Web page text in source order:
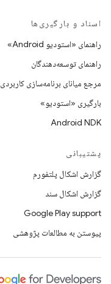
اسناد و بارگیری‌ها
راهنمای «استودیو Android»
راهنمای توسعه‌دهندگان
مرجع میانای برنامه‌سازی کاربردی
بارگیری «استودیو»
Android NDK
پشتیبانی
گزارش اشکال پلتفورم
گزارش اشکال سند
Google Play support
پیوستن به مطالعات پژوهشی